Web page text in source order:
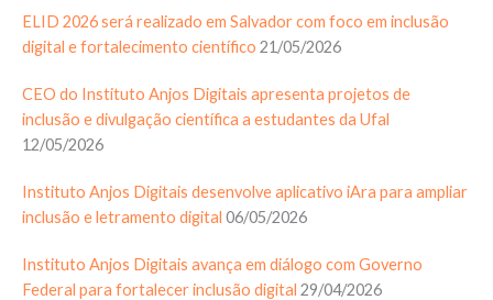
ELID 2026 será realizado em Salvador com foco em inclusão
digital e fortalecimento científico 21/05/2026
CEO do Instituto Anjos Digitais apresenta projetos de
inclusão e divulgação científica a estudantes da Ufal
12/05/2026
Instituto Anjos Digitais desenvolve aplicativo iAra para ampliar
inclusão e letramento digital 06/05/2026
Instituto Anjos Digitais avança em diálogo com Governo
Federal para fortalecer inclusão digital 29/04/2026